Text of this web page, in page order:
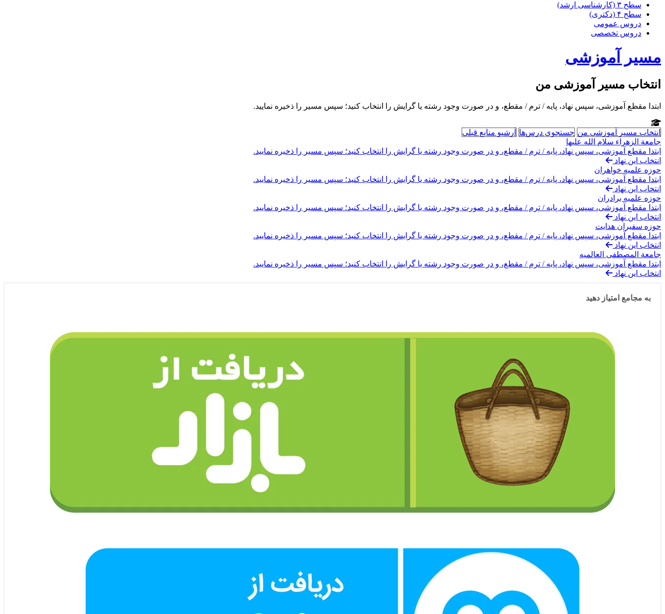
سطح ۳ (کارشناسی ارشد)
سطح ۴ (دکتری)
دروس عمومی
دروس تخصصی
مسیر آموزشی
انتخاب مسیر آموزشی من
ابتدا مقطع آموزشی، سپس نهاد، پایه / ترم / مقطع، و در صورت وجود رشته یا گرایش را انتخاب کنید؛ سپس مسیر را ذخیره نمایید.
انتخاب مسیر آموزشی من جستجوی درس‌ها
آرشیو منابع قبلی
جامعة الزهراء سلام الله علیها
ابتدا مقطع آموزشی، سپس نهاد، پایه / ترم / مقطع، و در صورت وجود رشته یا گرایش را انتخاب کنید؛ سپس مسیر را ذخیره نمایید.
انتخاب این نهاد
حوزه علمیه خواهران
ابتدا مقطع آموزشی، سپس نهاد، پایه / ترم / مقطع، و در صورت وجود رشته یا گرایش را انتخاب کنید؛ سپس مسیر را ذخیره نمایید.
انتخاب این نهاد
حوزه علمیه برادران
ابتدا مقطع آموزشی، سپس نهاد، پایه / ترم / مقطع، و در صورت وجود رشته یا گرایش را انتخاب کنید؛ سپس مسیر را ذخیره نمایید.
انتخاب این نهاد
حوزه سفیران هدایت
ابتدا مقطع آموزشی، سپس نهاد، پایه / ترم / مقطع، و در صورت وجود رشته یا گرایش را انتخاب کنید؛ سپس مسیر را ذخیره نمایید.
انتخاب این نهاد
جامعة المصطفی العالمیه
ابتدا مقطع آموزشی، سپس نهاد، پایه / ترم / مقطع، و در صورت وجود رشته یا گرایش را انتخاب کنید؛ سپس مسیر را ذخیره نمایید.
انتخاب این نهاد
به مجامع امتیاز دهید